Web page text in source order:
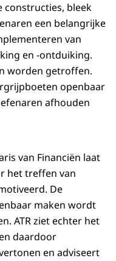
constructies, bleek
een belangrijke
van
en -ontduiking.
worden getroffen.
openbaar
afhouden
van Financiën laat
het treffen van
De
maken wordt
ATR ziet echter het
daardoor
en adviseert